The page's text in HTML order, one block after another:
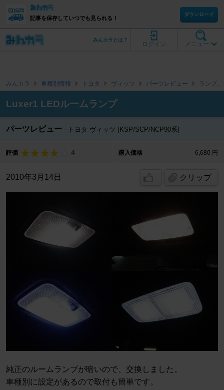
記事を保存していつでも見られる！
ダウンロード
メニュー
ログイン
みんカラとは？
みんカラ 車種別情報 トヨタ ヴィッツ パーツレビュー ランプ
Luxer1 LEDルームランプ
パーツレビュー トヨタ ヴィッツ [KSP/SCP/NCP90系]
評価 4 購入価格 6,680 円
2010年3月14日 クリップ
純正のルームランプが暗いので、交換しました。
車種別に設定があるので取付も簡単です。